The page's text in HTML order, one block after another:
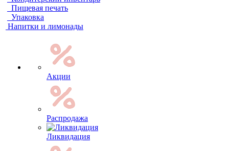
Пищевая печать
Упаковка
Напитки и лимонады
Акции
Распродажа
Ликвидация